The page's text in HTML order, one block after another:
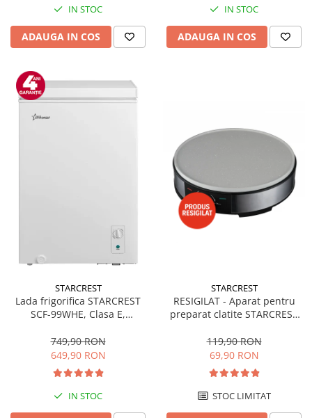
IN STOC
ADAUGA IN COS
IN STOC
ADAUGA IN COS
STARCREST
Lada frigorifica STARCREST
SCF-99WHE, Clasa E,
convertibil - functie frigider,
Termostat reglabil, Alb
749,90 RON
649,90 RON
IN STOC
STARCREST
RESIGILAT - Aparat pentru
preparat clatite STARCREST
invelis ceramic antiaderent,
30 cm, Inox / Negru
119,90 RON
69,90 RON
STOC LIMITAT